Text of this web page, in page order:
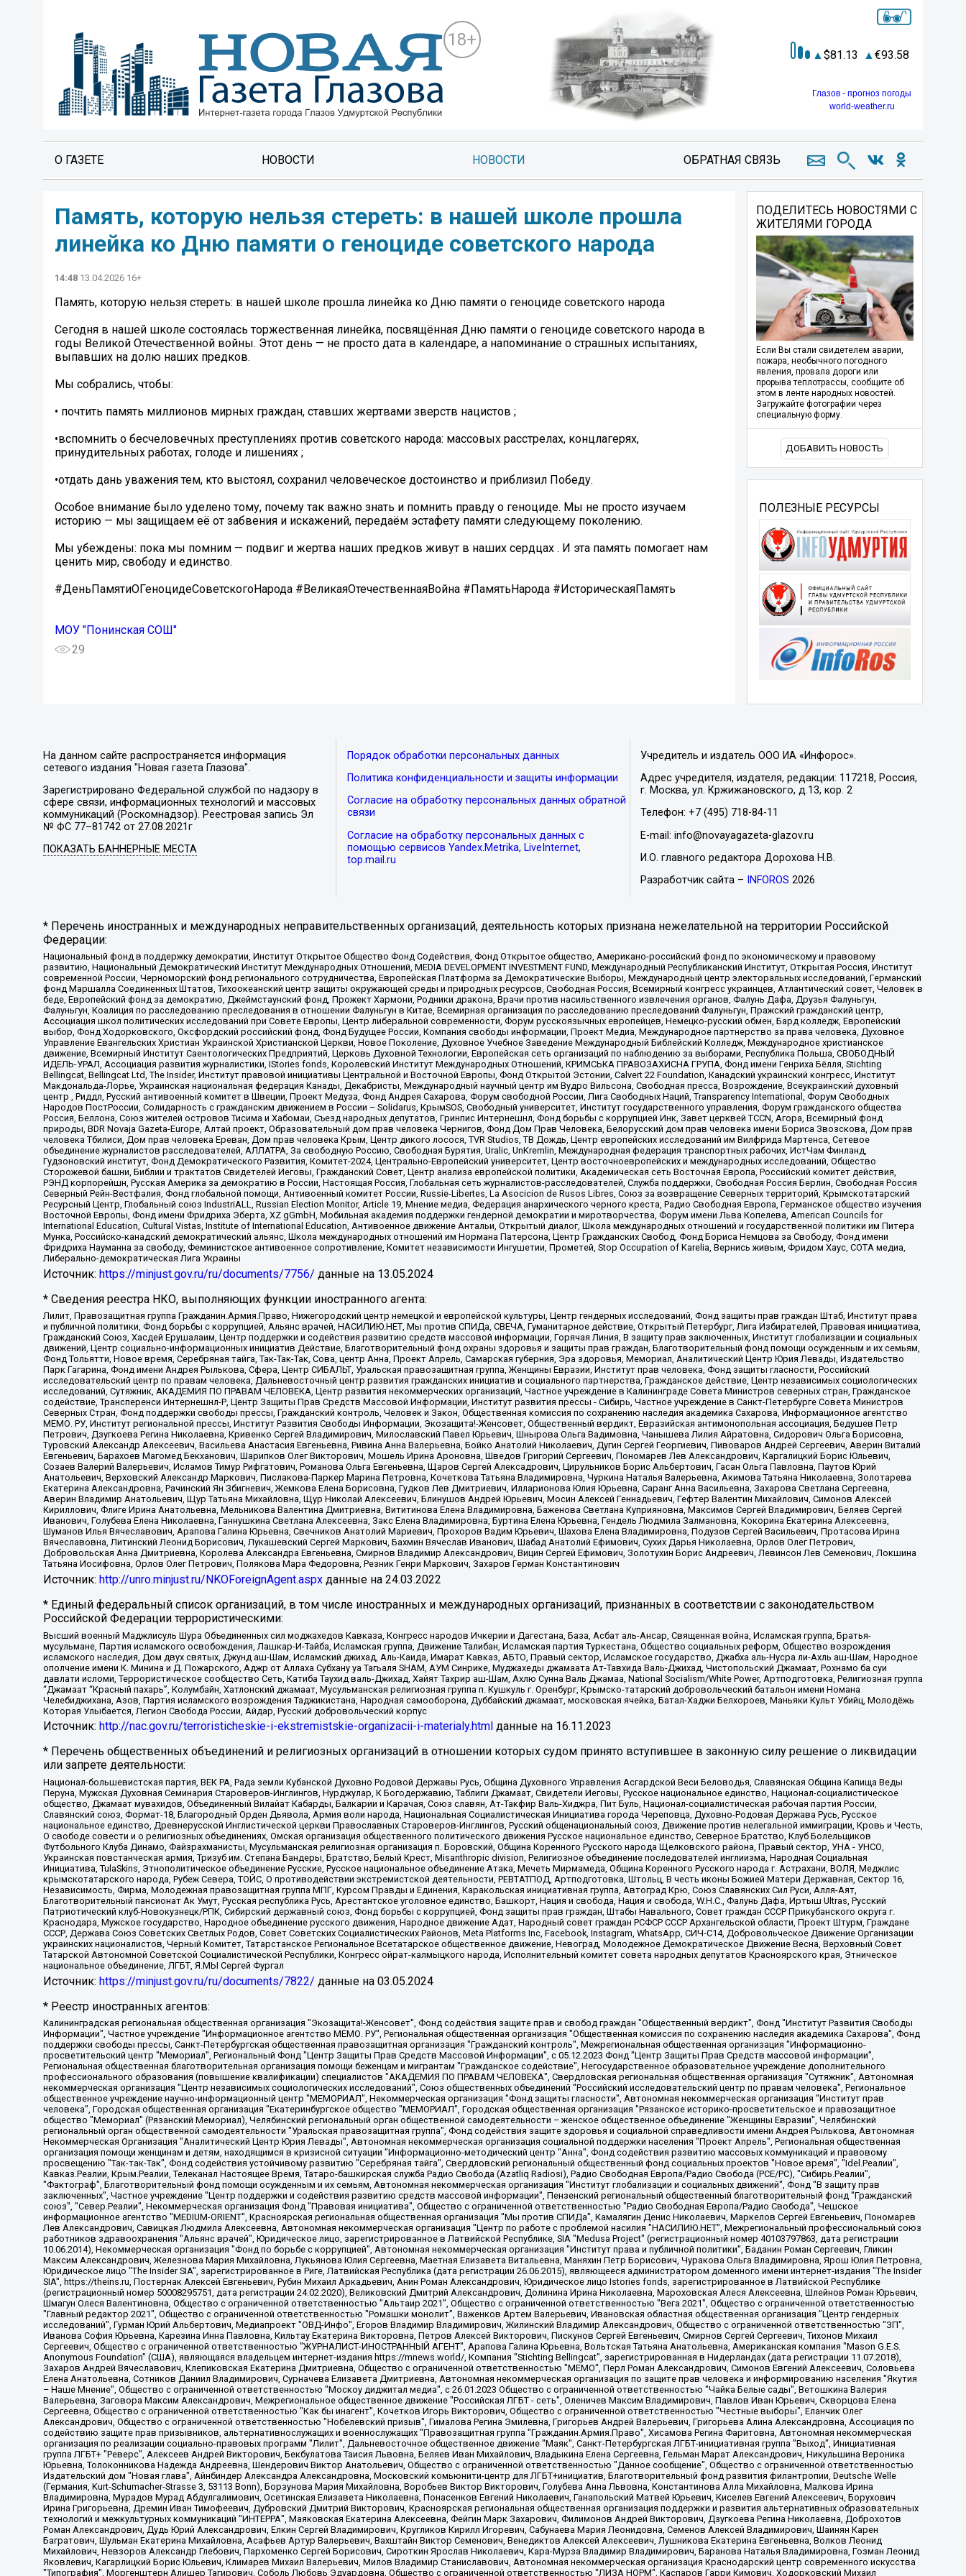
18+
81.13 93.58
Глазов - прогноз погоды
world-weather.ru
О ГАЗЕТЕ НОВОСТИ НОВОСТИ ОБРАТНАЯ СВЯЗЬ
Память, которую нельзя стереть: в нашей школе прошла
линейка ко Дню памяти о геноциде советского народа ️
14:48 13.04.2026 16+
Память, которую нельзя стереть: в нашей школе прошла линейка ко Дню памяти о геноциде советского народа ️
Сегодня в нашей школе состоялась торжественная линейка, посвящённая Дню памяти о геноциде советского народа в
годы Великой Отечественной войны. Этот день — не просто дата в календаре, а напоминание о страшных испытаниях,
выпавших на долю наших предков. ️
Мы собрались, чтобы:
• почтить память миллионов мирных граждан, ставших жертвами зверств нацистов ;
•вспомнить о бесчеловечных преступлениях против советского народа: массовых расстрелах, концлагерях,
принудительных работах, голоде и лишениях ;
•отдать дань уважения тем, кто выстоял, сохранил человеческое достоинство и приблизил Победу.
Особое внимание было уделено тому, почему так важно знать и помнить правду о геноциде. Мы не просто изучаем
историю — мы защищаем её от забвения и искажений, передаём эстафету памяти следующему поколению. ️
Мы убеждены: пока мы помним — подвиг и жертва наших предков живут в наших сердцах ️. И эта память помогает нам
ценить мир, свободу и единство. ️
#ДеньПамятиОГеноцидеСоветскогоНарода #ВеликаяОтечественнаяВойна #ПамятьНарода #ИсторическаяПамять
МОУ "Понинская СОШ"
29
ПОДЕЛИТЕСЬ НОВОСТЯМИ С
ЖИТЕЛЯМИ ГОРОДА
Если Вы стали свидетелем аварии,
пожара, необычного погодного
явления, провала дороги или
прорыва теплотрассы, сообщите об
этом в ленте народных новостей.
Загружайте фотографии через
специальную форму.
ДОБАВИТЬ НОВОСТЬ
ПОЛЕЗНЫЕ РЕСУРСЫ
На данном сайте распространяется информация
сетевого издания "Новая газета Глазова".
Зарегистрировано Федеральной службой по надзору в
сфере связи, информационных технологий и массовых
коммуникаций (Роскомнадзор). Реестровая запись Эл
№ ФС 77–81742 от 27.08.2021г
ПОКАЗАТЬ БАННЕРНЫЕ МЕСТА
Порядок обработки персональных данных
Политика конфиденциальности и защиты информации
Согласие на обработку персональных данных обратной
связи
Согласие на обработку персональных данных с
помощью сервисов Yandex.Metrika, LiveInternet,
top.mail.ru
Учредитель и издатель ООО ИА «Инфорос».
Адрес учредителя, издателя, редакции: 117218, Россия,
г. Москва, ул. Кржижановского, д.13, кор. 2
Телефон: +7 (495) 718-84-11
E-mail: info@novayagazeta-glazov.ru
И.О. главного редактора Дорохова Н.В.
Разработчик сайта – INFOROS 2026
* Перечень иностранных и международных неправительственных организаций, деятельность которых признана нежелательной на территории Российской
Федерации:
Национальный фонд в поддержку демократии, Институт Открытое Общество Фонд Содействия, Фонд Открытое общество, Американо-российский фонд по экономическому и правовому
развитию, Национальный Демократический Институт Международных Отношений, MEDIA DEVELOPMENT INVESTMENT FUND, Международный Республиканский Институт, Открытая Россия, Институт
современной России, Черноморский фонд регионального сотрудничества, Европейская Платформа за Демократические Выборы, Международный центр электоральных исследований, Германский
фонд Маршалла Соединенных Штатов, Тихоокеанский центр защиты окружающей среды и природных ресурсов, Свободная Россия, Всемирный конгресс украинцев, Атлантический совет, Человек в
беде, Европейский фонд за демократию, Джеймстаунский фонд, Прожект Хармони, Родники дракона, Врачи против насильственного извлечения органов, Фалунь Дафа, Друзья Фалуньгун,
Фалуньгун, Коалиция по расследованию преследования в отношении Фалуньгун в Китае, Всемирная организация по расследованию преследований Фалуньгун, Пражский гражданский центр,
Ассоциация школ политических исследований при Совете Европы, Центр либеральной современности, Форум русскоязычных европейцев, Немецко-русский обмен, Бард колледж, Европейский
выбор, Фонд Ходорковского, Оксфордский российский фонд, Фонд Будущее России, Компания свободы информации, Проект Медиа, Международное партнерство за права человека, Духовное
Управление Евангельских Христиан Украинской Христианской Церкви, Новое Поколение, Духовное Учебное Заведение Международный Библейский Колледж, Международное христианское
движение, Всемирный Институт Саентологических Предприятий, Церковь Духовной Технологии, Европейская сеть организаций по наблюдению за выборами, Республика Польша, СВОБОДНЫЙ
ИДЕЛЬ-УРАЛ, Ассоциация развития журналистики, IStories fonds, Королевский Институт Международных Отношений, КРИМСЬКА ПРАВОЗАХИСНА ГРУПА, Фонд имени Генриха Бёлля, Stichting
Bellingcat, Bellingcat Ltd, The Insider, Институт правовой инициативы Центральной и Восточной Европы, Фонд Открытой Эстонии, Calvert 22 Foundation, Канадский украинский конгресс, Институт
Макдональда-Лорье, Украинская национальная федерация Канады, Декабристы, Международный научный центр им Вудро Вильсона, Свободная пресса, Возрождение, Всеукраинский духовный
центр , Риддл, Русский антивоенный комитет в Швеции, Проект Медуза, Фонд Андрея Сахарова, Форум свободной России, Лига Свободных Наций, Transparеncy International, Форум Свободных
Народов ПостРоссии, Солидарность с гражданским движением в России – Solidarus, КрымSOS, Свободный университет, Институт государственного управления, Форум гражданского общества
Россия, Беллона, Союз жителей островов Тисима и Хабомаи, Съезд народных депутатов, Гринпис Интернешнл, Фонд борьбы с коррупцией Инк, Завет церквей TCCN, Агора, Всемирный фонд
природы, BDR Novaja Gazeta-Europe, Алтай проект, Образовательный дом прав человека Чернигов, Фонд Дом Прав Человека, Белорусский дом прав человека имени Бориса Звозскова, Дом прав
человека Тбилиси, Дом прав человека Ереван, Дом прав человека Крым, Центр дикого лосося, TVR Studios, ТВ Дождь, Центр европейских исследований им Вилфрида Мартенса, Сетевое
объединение журналистов расследователей, АЛЛАТРА, За свободную Россию, Свободная Бурятия, Uralic, UnKremlin, Международная федерация транспортных рабочих, ИстЧам Финланд,
Гудзоновский институт, Фонд Демократического Развития, Комитет-2024, Центрально-Европейский университет, Центр восточноевропейских и международных исследований, Общество
Сторожевой башни, Библии и трактатов Свидетелей Иеговы, Гражданский Совет, Центр анализа европейской политики, Академическая сеть Восточная Европа, Российский комитет действия,
РЭНД корпорейшн, Русская Америка за демократию в России, Настоящая Россия, Глобальная сеть журналистов-расследователей, Служба поддержки, Свободная Россия Берлин, Свободная Россия
Северный Рейн-Вестфалия, Фонд глобальной помощи, Антивоенный комитет России, Russie-Libertes, La Asocicion de Rusos Libres, Союз за возвращение Северных территорий, Крымскотатарский
Ресурсный Центр, Глобальный союз IndustriALL, Russian Election Monitor, Article 19, Мнение медиа, Федерация анархического черного креста, Радио Свободная Европа, Германское общество изучения
Восточной Европы, Фонд имени Фридриха Эберта, XZ gGmbH, Мобильная академия поддержки гендерной демократии и миротворчества, Форум имени Льва Копелева, American Councils for
International Education, Cultural Vistas, Institute of International Education, Антивоенное движение Антальи, Открытый диалог, Школа международных отношений и государственной политики им Питера
Мунка, Российско-канадский демократический альянс, Школа международных отношений им Нормана Патерсона, Центр Гражданских Свобод, Фонд Бориса Немцова за Свободу, Фонд имени
Фридриха Науманна за свободу, Феминистское антивоенное сопротивление, Комитет независимости Ингушетии, Прометей, Stop Occupation of Karelia, Вернись живым, Фридом Хаус, СОТА медиа,
Либерально-демократическая Лига Украины
Источник: https://minjust.gov.ru/ru/documents/7756/ данные на 13.05.2024
* Сведения реестра НКО, выполняющих функции иностранного агента:
Лилит, Правозащитная группа Гражданин.Армия.Право, Нижегородский центр немецкой и европейской культуры, Центр гендерных исследований, Фонд защиты прав граждан Штаб, Институт права
и публичной политики, Фонд борьбы с коррупцией, Альянс врачей, НАСИЛИЮ.НЕТ, Мы против СПИДа, СВЕЧА, Гуманитарное действие, Открытый Петербург, Лига Избирателей, Правовая инициатива,
Гражданский Союз, Хасдей Ерушалаим, Центр поддержки и содействия развитию средств массовой информации, Горячая Линия, В защиту прав заключенных, Институт глобализации и социальных
движений, Центр социально-информационных инициатив Действие, Благотворительный фонд охраны здоровья и защиты прав граждан, Благотворительный фонд помощи осужденным и их семьям,
Фонд Тольятти, Новое время, Серебряная тайга, Так-Так-Так, Сова, центр Анна, Проект Апрель, Самарская губерния, Эра здоровья, Мемориал, Аналитический Центр Юрия Левады, Издательство
Парк Гагарина, Фонд имени Андрея Рылькова, Сфера, Центр СИБАЛЬТ, Уральская правозащитная группа, Женщины Евразии, Институт прав человека, Фонд защиты гласности, Российский
исследовательский центр по правам человека, Дальневосточный центр развития гражданских инициатив и социального партнерства, Гражданское действие, Центр независимых социологических
исследований, Сутяжник, АКАДЕМИЯ ПО ПРАВАМ ЧЕЛОВЕКА, Центр развития некоммерческих организаций, Частное учреждение в Калининграде Совета Министров северных стран, Гражданское
содействие, Трансперенси Интернешнл-Р, Центр Защиты Прав Средств Массовой Информации, Институт развития прессы - Сибирь, Частное учреждение в Санкт-Петербурге Совета Министров
Северных Стран, Фонд поддержки свободы прессы, Гражданский контроль, Человек и Закон, Общественная комиссия по сохранению наследия академика Сахарова, Информационное агентство
МЕМО. РУ, Институт региональной прессы, Институт Развития Свободы Информации, Экозащита!-Женсовет, Общественный вердикт, Евразийская антимонопольная ассоциация, Бедушев Петр
Петрович, Дзугкоева Регина Николаевна, Кривенко Сергей Владимирович, Милославский Павел Юрьевич, Шнырова Ольга Вадимовна, Чанышева Лилия Айратовна, Сидорович Ольга Борисовна,
Туровский Александр Алексеевич, Васильева Анастасия Евгеньевна, Ривина Анна Валерьевна, Бойко Анатолий Николаевич, Дугин Сергей Георгиевич, Пивоваров Андрей Сергеевич, Аверин Виталий
Евгеньевич, Барахоев Магомед Бекханович, Шарипков Олег Викторович, Мошель Ирина Ароновна, Шведов Григорий Сергеевич, Пономарев Лев Александрович, Каргалицкий Борис Юльевич,
Созаев Валерий Валерьевич, Исламов Тимур Рифгатович, Романова Ольга Евгеньевна, Щаров Сергей Алексадрович, Цирульников Борис Альбертович, Гасан Ольга Павловна, Паутов Юрий
Анатольевич, Верховский Александр Маркович, Пислакова-Паркер Марина Петровна, Кочеткова Татьяна Владимировна, Чуркина Наталья Валерьевна, Акимова Татьяна Николаевна, Золотарева
Екатерина Александровна, Рачинский Ян Збигневич, Жемкова Елена Борисовна, Гудков Лев Дмитриевич, Илларионова Юлия Юрьевна, Саранг Анна Васильевна, Захарова Светлана Сергеевна,
Аверин Владимир Анатольевич, Щур Татьяна Михайловна, Щур Николай Алексеевич, Блинушов Андрей Юрьевич, Мосин Алексей Геннадьевич, Гефтер Валентин Михайлович, Симонов Алексей
Кириллович, Флиге Ирина Анатольевна, Мельникова Валентина Дмитриевна, Вититинова Елена Владимировна, Баженова Светлана Куприяновна, Максимов Сергей Владимирович, Беляев Сергей
Иванович, Голубева Елена Николаевна, Ганнушкина Светлана Алексеевна, Закс Елена Владимировна, Буртина Елена Юрьевна, Гендель Людмила Залмановна, Кокорина Екатерина Алексеевна,
Шуманов Илья Вячеславович, Арапова Галина Юрьевна, Свечников Анатолий Мариевич, Прохоров Вадим Юрьевич, Шахова Елена Владимировна, Подузов Сергей Васильевич, Протасова Ирина
Вячеславовна, Литинский Леонид Борисович, Лукашевский Сергей Маркович, Бахмин Вячеслав Иванович, Шабад Анатолий Ефимович, Сухих Дарья Николаевна, Орлов Олег Петрович,
Добровольская Анна Дмитриевна, Королева Александра Евгеньевна, Смирнов Владимир Александрович, Вицин Сергей Ефимович, Золотухин Борис Андреевич, Левинсон Лев Семенович, Локшина
Татьяна Иосифовна, Орлов Олег Петрович, Полякова Мара Федоровна, Резник Генри Маркович, Захаров Герман Константинович
Источник: http://unro.minjust.ru/NKOForeignAgent.aspx данные на 24.03.2022
* Единый федеральный список организаций, в том числе иностранных и международных организаций, признанных в соответствии с законодательством
Российской Федерации террористическими:
Высший военный Маджлисуль Шура Объединенных сил моджахедов Кавказа, Конгресс народов Ичкерии и Дагестана, База, Асбат аль-Ансар, Священная война, Исламская группа, Братья-
мусульмане, Партия исламского освобождения, Лашкар-И-Тайба, Исламская группа, Движение Талибан, Исламская партия Туркестана, Общество социальных реформ, Общество возрождения
исламского наследия, Дом двух святых, Джунд аш-Шам, Исламский джихад, Аль-Каида, Имарат Кавказ, АБТО, Правый сектор, Исламское государство, Джабха аль-Нусра ли-Ахль аш-Шам, Народное
ополчение имени К. Минина и Д. Пожарского, Аджр от Аллаха Субхану уа Тагьаля SHAM, АУМ Синрике, Муджахеды джамаата Ат-Тавхида Валь-Джихад, Чистопольский Джамаат, Рохнамо ба суи
давлати исломи, Террористическое сообщество Сеть, Катиба Таухид валь-Джихад, Хайят Тахрир аш-Шам, Ахлю Сунна Валь Джамаа, National Socialism/White Power, Артподготовка, Религиозная группа
“Джамаат “Красный пахарь”, Колумбайн, Хатлонский джамаат, Мусульманская религиозная группа п. Кушкуль г. Оренбург, Крымско-татарский добровольческий батальон имени Номана
Челебиджихана, Азов, Партия исламского возрождения Таджикистана, Народная самооборона, Дуббайский джамаат, московская ячейка, Батал-Хаджи Белхороев, Маньяки Культ Убийц, Молодёжь
Которая Улыбается, Легион Свобода России, Айдар, Русский добровольческий корпус
Источник: http://nac.gov.ru/terroristicheskie-i-ekstremistskie-organizacii-i-materialy.html данные на 16.11.2023
* Перечень общественных объединений и религиозных организаций в отношении которых судом принято вступившее в законную силу решение о ликвидации
или запрете деятельности:
Национал-большевистская партия, ВЕК РА, Рада земли Кубанской Духовно Родовой Державы Русь, Община Духовного Управления Асгардской Веси Беловодья, Славянская Община Капища Веды
Перуна, Мужская Духовная Семинария Староверов-Инглингов, Нурджулар, К Богодержавию, Таблиги Джамаат, Свидетели Иеговы, Русское национальное единство, Национал-социалистическое
общество, Джамаат мувахидов, Объединенный Вилайат Кабарды, Балкарии и Карачая, Союз славян, Ат-Такфир Валь-Хиджра, Пит Буль, Национал-социалистическая рабочая партия России,
Славянский союз, Формат-18, Благородный Орден Дьявола, Армия воли народа, Национальная Социалистическая Инициатива города Череповца, Духовно-Родовая Держава Русь, Русское
национальное единство, Древнерусской Инглистической церкви Православных Староверов-Инглингов, Русский общенациональный союз, Движение против нелегальной иммиграции, Кровь и Честь,
О свободе совести и о религиозных объединениях, Омская организация общественного политического движения Русское национальное единство, Северное Братство, Клуб Болельщиков
Футбольного Клуба Динамо, Файзрахманисты, Мусульманская религиозная организация п. Боровский, Община Коренного Русского народа Щелковского района, Правый сектор, УНА - УНСО,
Украинская повстанческая армия, Тризуб им. Степана Бандеры, Братство, Белый Крест, Misanthropic division, Религиозное объединение последователей инглиизма, Народная Социальная
Инициатива, TulaSkins, Этнополитическое объединение Русские, Русское национальное объединение Атака, Мечеть Мирмамеда, Община Коренного Русского народа г. Астрахани, ВОЛЯ, Меджлис
крымскотатарского народа, Рубеж Севера, ТОЙС, О противодействии экстремистской деятельности, РЕВТАТПОД, Артподготовка, Штольц, В честь иконы Божией Матери Державная, Сектор 16,
Независимость, Фирма, Молодежная правозащитная группа МПГ, Курсом Правды и Единения, Каракольская инициативная группа, Автоград Крю, Союз Славянских Сил Руси, Алля-Аят,
Благотворительный пансионат Ак Умут, Русская республика Русь, Арестантское уголовное единство, Башкорт, Нация и свобода, Нация и свобода, W.H.С., Фалунь Дафа, Иртыш Ultras, Русский
Патриотический клуб-Новокузнецк/РПК, Сибирский державный союз, Фонд борьбы с коррупцией, Фонд защиты прав граждан, Штабы Навального, Совет граждан СССР Прикубанского округа г.
Краснодара, Мужское государство, Народное объединение русского движения, Народное движение Адат, Народный совет граждан РСФСР СССР Архангельской области, Проект Штурм, Граждане
СССР, Держава Союз Советских Светлых Родов, Совет Советских Социалистических Районов, Meta Platforms Inc, Facebook, Instagram, WhatsApp, СИЧ-С14, Добровольческое Движение Организации
украинских националистов, Черный Комитет, Татарстанское Региональное Всетатарское общественное движение, Невоград, Молодежное Демократическое Движение Весна, Верховный Совет
Татарской Автономной Советской Социалистической Республики, Конгресс ойрат-калмыцкого народа, Исполнительный комитет совета народных депутатов Красноярского края, Этническое
национальное объединение, ЛГБТ, Я.МЫ Сергей Фургал
Источник: https://minjust.gov.ru/ru/documents/7822/ данные на 03.05.2024
* Реестр иностранных агентов:
Калининградская региональная общественная организация "Экозащита!-Женсовет", Фонд содействия защите прав и свобод граждан "Общественный вердикт", Фонд "Институт Развития Свободы Информации", Частное учреждение "Информационное агентство МЕМО. РУ", Региональная общественная организация "Общественная комиссия по сохранению наследия академика Сахарова", Фонд поддержки свободы прессы, Санкт-Петербургская общественная правозащитная организация "Гражданский контроль", Межрегиональная общественная организация "Информационно-просветительский центр "Мемориал", Региональный Фонд "Центр Защиты Прав Средств Массовой Информации", с 05.12.2023 Фонд "Центр Защиты Прав Средств массовой информации", Региональная общественная благотворительная организация помощи беженцам и мигрантам "Гражданское содействие", Негосударственное образовательное учреждение дополнительного профессионального образования (повышение квалификации) специалистов "АКАДЕМИЯ ПО ПРАВАМ ЧЕЛОВЕКА", Свердловская региональная общественная организация "Сутяжник", Автономная некоммерческая организация "Центр независимых социологических исследований", Союз общественных объединений "Российский исследовательский центр по правам человека", Региональное общественное учреждение научно-информационный центр "МЕМОРИАЛ", Некоммерческая организация "Фонд защиты гласности", Автономная некоммерческая организация "Институт прав человека", Городская общественная организация "Екатеринбургское общество "МЕМОРИАЛ", Городская общественная организация "Рязанское историко-просветительское и правозащитное общество "Мемориал" (Рязанский Мемориал), Челябинский региональный орган общественной самодеятельности – женское общественное объединение "Женщины Евразии", Челябинский региональный орган общественной самодеятельности "Уральская правозащитная группа", Фонд содействия защите здоровья и социальной справедливости имени Андрея Рылькова, Автономная Некоммерческая Организация "Аналитический Центр Юрия Левады", Автономная некоммерческая организация социальной поддержки населения "Проект Апрель", Региональная общественная организация помощи женщинам и детям, находящимся в кризисной ситуации "Информационно-методический центр "Анна", Фонд содействия развитию массовых коммуникаций и правовому просвещению "Так-так-Так", Фонд содействия устойчивому развитию "Серебряная тайга", Свердловский региональный общественный фонд социальных проектов "Новое время", "Idel.Реалии", Кавказ.Реалии, Крым.Реалии, Телеканал Настоящее Время, Татаро-башкирская служба Радио Свобода (Azatliq Radiosi), Радио Свободная Европа/Радио Свобода (PCE/PC), "Сибирь.Реалии", "Фактограф", Благотворительный фонд помощи осужденным и их семьям, Автономная некоммерческая организация "Институт глобализации и социальных движений", Фонд "В защиту прав заключенных", Частное учреждение "Центр поддержки и содействия развитию средств массовой информации", Пензенский региональный общественный благотворительный фонд "Гражданский союз", "Север.Реалии", Некоммерческая организация Фонд "Правовая инициатива", Общество с ограниченной ответственностью "Радио Свободная Европа/Радио Свобода", Чешское информационное агентство "MEDIUM-ORIENT", Красноярская региональная общественная организация "Мы против СПИДа", Камалягин Денис Николаевич, Маркелов Сергей Евгеньевич, Пономарев Лев Александрович, Савицкая Людмила Алексеевна, Автономная некоммерческая организация "Центр по работе с проблемой насилия "НАСИЛИЮ.НЕТ", Межрегиональный профессиональный союз работников здравоохранения "Альянс врачей", Юридическое лицо, зарегистрированное в Латвийской Республике, SIA "Medusa Project" (регистрационный номер 40103797863, дата регистрации 10.06.2014), Некоммерческая организация "Фонд по борьбе с коррупцией", Автономная некоммерческая организация "Институт права и публичной политики", Баданин Роман Сергеевич, Гликин Максим Александрович, Железнова Мария Михайловна, Лукьянова Юлия Сергеевна, Маетная Елизавета Витальевна, Маняхин Петр Борисович, Чуракова Ольга Владимировна, Ярош Юлия Петровна, Юридическое лицо "The Insider SIA", зарегистрированное в Риге, Латвийская Республика (дата регистрации 26.06.2015), являющееся администратором доменного имени интернет-издания "The Insider SIA", https://theins.ru, Постернак Алексей Евгеньевич, Рубин Михаил Аркадьевич, Анин Роман Александрович, Юридическое лицо Istories fonds, зарегистрированное в Латвийской Республике (регистрационный номер 50008295751, дата регистрации 24.02.2020), Великовский Дмитрий Александрович, Долинина Ирина Николаевна, Мароховская Алеся Алексеевна, Шлейнов Роман Юрьевич, Шмагун Олеся Валентиновна, Общество с ограниченной ответственностью "Альтаир 2021", Общество с ограниченной ответственностью "Вега 2021", Общество с ограниченной ответственностью "Главный редактор 2021", Общество с ограниченной ответственностью "Ромашки монолит", Важенков Артем Валерьевич, Ивановская областная общественная организация "Центр гендерных исследований", Гурман Юрий Альбертович, Медиапроект "ОВД-Инфо", Егоров Владимир Владимирович, Жилинский Владимир Александрович, Общество с ограниченной ответственностью "ЗП", Иванова София Юрьевна, Карезина Инна Павловна, Кильтау Екатерина Викторовна, Петров Алексей Викторович, Пискунов Сергей Евгеньевич, Смирнов Сергей Сергеевич, Тихонов Михаил Сергеевич, Общество с ограниченной ответственностью "ЖУРНАЛИСТ-ИНОСТРАННЫЙ АГЕНТ", Арапова Галина Юрьевна, Вольтская Татьяна Анатольевна, Американская компания "Mason G.E.S. Anonymous Foundation" (США), являющаяся владельцем интернет-издания https://mnews.world/, Компания "Stichting Bellingcat", зарегистрированная в Нидерландах (дата регистрации 11.07.2018), Захаров Андрей Вячеславович, Клепиковская Екатерина Дмитриевна, Общество с ограниченной ответственностью "МЕМО", Перл Роман Александрович, Симонов Евгений Алексеевич, Соловьева Елена Анатольевна, Сотников Даниил Владимирович, Сурначева Елизавета Дмитриевна, Автономная некоммерческая организация по защите прав человека и информированию населения "Якутия – Наше Мнение", Общество с ограниченной ответственностью "Москоу диджитал медиа", с 26.01.2023 Общество с ограниченной ответственностью "Чайка Белые сады", Ветошкина Валерия Валерьевна, Заговора Максим Александрович, Межрегиональное общественное движение "Российская ЛГБТ - сеть", Оленичев Максим Владимирович, Павлов Иван Юрьевич, Скворцова Елена Сергеевна, Общество с ограниченной ответственностью "Как бы инагент", Кочетков Игорь Викторович, Общество с ограниченной ответственностью "Честные выборы", Еланчик Олег Александрович, Общество с ограниченной ответственностью "Нобелевский призыв", Гималова Регина Эмилевна, Григорьев Андрей Валерьевич, Григорьева Алина Александровна, Ассоциация по содействию защите прав призывников, альтернативнослужащих и военнослужащих "Правозащитная группа "Гражданин.Армия.Право", Хисамова Регина Фаритовна, Автономная некоммерческая организация по реализации социально-правовых программ "Лилит", Дальневосточное общественное движение "Маяк", Санкт-Петербургская ЛГБТ-инициативная группа "Выход", Инициативная группа ЛГБТ+ "Реверс", Алексеев Андрей Викторович, Бекбулатова Таисия Львовна, Беляев Иван Михайлович, Владыкина Елена Сергеевна, Гельман Марат Александрович, Никульшина Вероника Юрьевна, Толоконникова Надежда Андреевна, Шендерович Виктор Анатольевич, Общество с ограниченной ответственностью "Данное сообщение", Общество с ограниченной ответственностью Издательский дом "Новая глава", Айнбиндер Александра Александровна, Московский комьюнити-центр для ЛГБТ+инициатив, Благотворительный фонд развития филантропии, Deutsche Welle (Германия, Kurt-Schumacher-Strasse 3, 53113 Bonn), Борзунова Мария Михайловна, Воробьев Виктор Викторович, Голубева Анна Львовна, Константинова Алла Михайловна, Малкова Ирина Владимировна, Мурадов Мурад Абдулгалимович, Осетинская Елизавета Николаевна, Понасенков Евгений Николаевич, Ганапольский Матвей Юрьевич, Киселев Евгений Алексеевич, Борухович Ирина Григорьевна, Дремин Иван Тимофеевич, Дубровский Дмитрий Викторович, Красноярская региональная общественная организация поддержки и развития альтернативных образовательных технологий и межкультурных коммуникаций "ИНТЕРРА", Маяковская Екатерина Алексеевна, Фейгин Марк Захарович, Филимонов Андрей Викторович, Дзугкоева Регина Николаевна, Доброхотов Роман Александрович, Дудь Юрий Александрович, Елкин Сергей Владимирович, Кругликов Кирилл Игоревич, Сабунаева Мария Леонидовна, Семенов Алексей Владимирович, Шаинян Карен Багратович, Шульман Екатерина Михайловна, Асафьев Артур Валерьевич, Вахштайн Виктор Семенович, Венедиктов Алексей Алексеевич, Лушникова Екатерина Евгеньевна, Волков Леонид Михайлович, Невзоров Александр Глебович, Пархоменко Сергей Борисович, Сироткин Ярослав Николаевич, Кара-Мурза Владимир Владимирович, Баранова Наталья Владимировна, Гозман Леонид Яковлевич, Кагарлицкий Борис Юльевич, Климарев Михаил Валерьевич, Милов Владимир Станиславович, Автономная некоммерческая организация Краснодарский центр современного искусства "Типография", Моргенштерн Алишер Тагирович, Соболь Любовь Эдуардовна, Общество с ограниченной ответственностью "ЛИЗА НОРМ", Каспаров Гарри Кимович, Ходорковский Михаил Борисович, Общество с ограниченной ответственностью "Апрельские тезисы", Данилович Ирина Брониславовна, Кашин Олег Владимирович, Петров Николай Владимирович, Пивоваров Алексей Владимирович, Соколов Михаил Владимирович, Цветкова Юлия Владимировна, Чичваркин Евгений Александрович, Комитет против пыток/Команда против пыток, Общество с ограниченной ответственностью "Первый научный", Общество с ограниченной ответственностью "Вертолет и ко", Белоцерковская Вероника Борисовна, Кац Максим Евгеньевич, Лазарева Татьяна Юрьевна, Шаведдинов Руслан Табризович, Яшин Илья Валерьевич, Общество с ограниченной ответственностью "Иноагент ААВ", Алешковский Дмитрий Петрович, Альбац Евгения Марковна, Быков Дмитрий Львович, Галямина Юлия Евгеньевна, Лойко Сергей Леонидович, Мартынов Кирилл Константинович, Медведев Сергей Александрович, Крашенинников Федор Геннадиевич, Гордеева Катерина Вл